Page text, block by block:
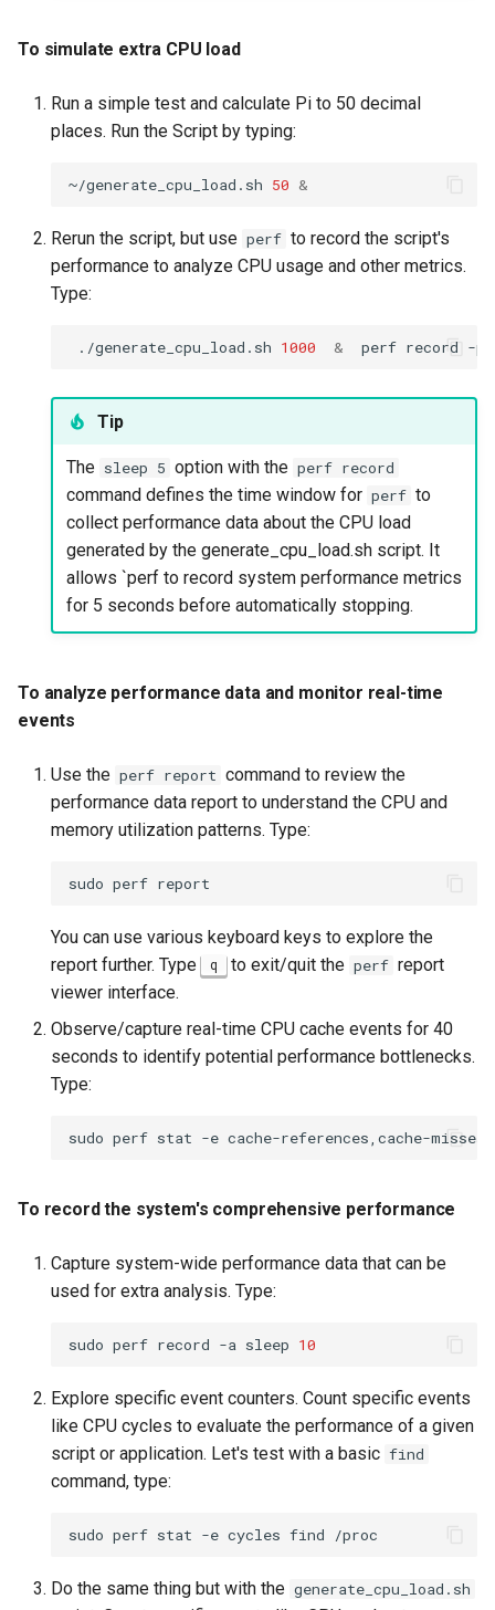
To run a command as a
To set a memory resource
service
To set CPU resource limit
for a transient service
To stop and clean up
transient systemd units
Exercise 10
schedtool
To install schedtool
To create a simulated
To use schedtool to check
policy
To use schedtool to
policy
To terminate and clean up
the cpu_load_generator.sh
process
To simulate extra CPU load
Run a simple test and calculate Pi to 50 decimal
places. Run the Script by typing:
~/generate_cpu_load.sh 50 &
Rerun the script, but use perf to record the script's
performance to analyze CPU usage and other metrics.
Type:
./generate_cpu_load.sh 1000 & perf record -p
Tip
The sleep 5 option with the perf record
command defines the time window for perf to
collect performance data about the CPU load
generated by the generate_cpu_load.sh script. It
allows `perf to record system performance metrics
for 5 seconds before automatically stopping.
To analyze performance data and monitor real-time
events
Use the perf report command to review the
performance data report to understand the CPU and
memory utilization patterns. Type:
sudo perf
You can use various keyboard keys to explore the
report further. Type
q to exit/quit the perf report
viewer interface.
Observe/capture real-time CPU cache events for 40
seconds to identify potential performance bottlenecks.
Type:
sudo perf stat -e cache-references,cache-misses
To record the system's comprehensive performance
Capture system-wide performance data that can be
used for extra analysis. Type:
sudo perf record -a sleep 10
Explore specific event counters. Count specific events
like CPU cycles to evaluate the performance of a given
script or application. Let's test with a basic find
command, type:
sudo perf stat -e cycles find
Do the same thing but with the generate_cpu_load.sh